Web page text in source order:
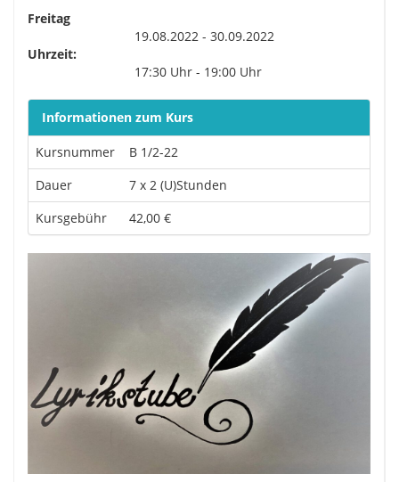
Freitag
19.08.2022 - 30.09.2022
Uhrzeit:
17:30 Uhr - 19:00 Uhr
Informationen zum Kurs
Kursnummer
B 1/2-22
Dauer
7 x 2 (U)Stunden
Kursgebühr
42,00 €